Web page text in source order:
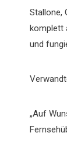
Stallone,
komplett
und
„Auf